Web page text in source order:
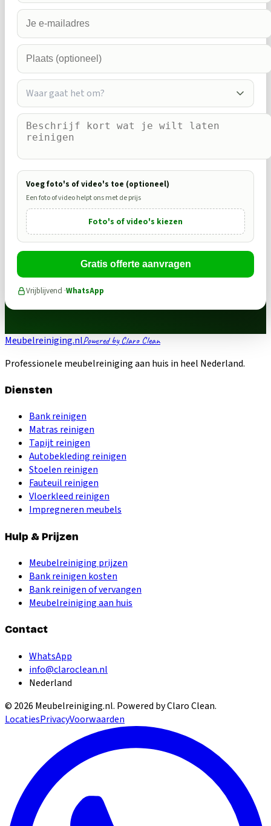
Waar gaat het om?
Voeg foto's of video's toe (optioneel)
Een foto of video helpt ons met de prijs
Foto's of video's kiezen
Gratis offerte aanvragen
Vrijblijvend ·WhatsApp
Meubelreiniging.nlPowered by Claro Clean
Professionele meubelreiniging aan huis in heel Nederland.
Diensten
Bank reinigen
Matras reinigen
Tapijt reinigen
Autobekleding reinigen
Stoelen reinigen
Fauteuil reinigen
Vloerkleed reinigen
Impregneren meubels
Hulp & Prijzen
Meubelreiniging prijzen
Bank reinigen kosten
Bank reinigen of vervangen
Meubelreiniging aan huis
Contact
WhatsApp
info@claroclean.nl
Nederland
© 2026 Meubelreiniging.nl. Powered by Claro Clean.
LocatiesPrivacyVoorwaarden